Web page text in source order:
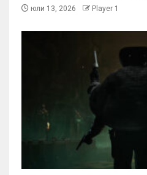
юли 13, 2026 Player 1